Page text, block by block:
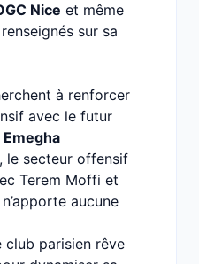
Nice et même
sur sa
à renforcer
avec le futur
Emegha
le secteur offensif
Terem Moffi et
aucune
club parisien rêve